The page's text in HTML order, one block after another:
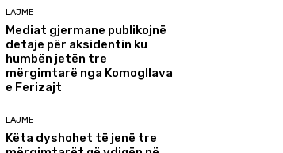
LAJME
Mediat gjermane publikojnë
detaje për aksidentin ku
humbën jetën tre
mërgimtarë nga Komogllava
e Ferizajt
LAJME
Këta dyshohet të jenë tre